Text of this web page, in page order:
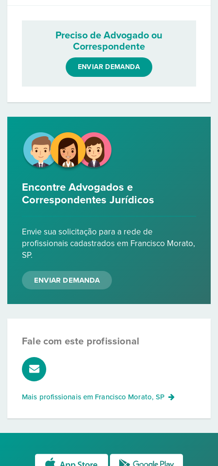
Preciso de Advogado ou
Correspondente
ENVIAR DEMANDA
Encontre Advogados e
Correspondentes Jurídicos
Envie sua solicitação para a rede de
profissionais cadastrados em Francisco Morato,
SP.
ENVIAR DEMANDA
Fale com este profissional
Mais profissionais em Francisco Morato, SP